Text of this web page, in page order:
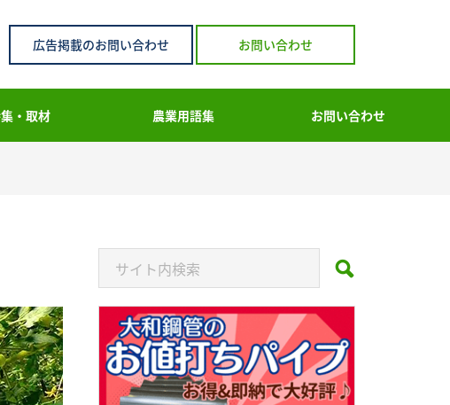
広告掲載のお問い合わせ お問い合わせ
・取材 農業用語集 お問い合わせ